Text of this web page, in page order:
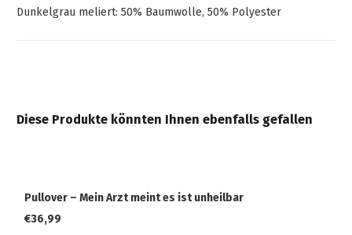
Dunkelgrau meliert: 50% Baumwolle, 50% Polyester
Diese Produkte könnten Ihnen ebenfalls gefallen
Pullover – Mein Arzt meint es ist unheilbar
€36,99